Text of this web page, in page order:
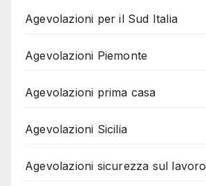
Agevolazioni per il Sud Italia
Agevolazioni Piemonte
Agevolazioni prima casa
Agevolazioni Sicilia
Agevolazioni sicurezza sul lavoro